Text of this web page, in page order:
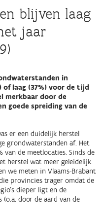
blijven laag
jaar
in
laag (37%) voor de tijd
merkbaar door de
goede spreiding van de
er een duidelijk herstel
grondwaterstanden af. Het
de meetlocaties. Sinds de
herstel wat meer geleidelijk.
we meten in Vlaams-Brabant
provincies trager omdat de
dieper ligt en de
door de aard van de